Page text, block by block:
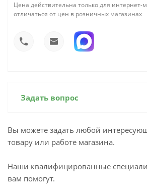
Цена действительна только для интернет-
отличаться от цен в розничных магазинах
Задать вопрос
Вы можете задать любой
товару или работе магазина.
Наши квалифицированные
вам помогут.